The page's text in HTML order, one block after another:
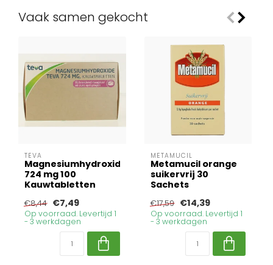
Vaak samen gekocht
TEVA
Magnesiumhydroxide
724 mg 100
Kauwtabletten
€8,44 €7,49
Op voorraad. Levertijd 1
- 3 werkdagen
METAMUCIL
Metamucil orange
suikervrij 30
Sachets
€17,59 €14,39
Op voorraad. Levertijd 1
- 3 werkdagen